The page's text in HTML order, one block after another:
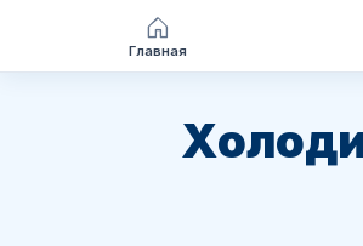
Перейти
Главная